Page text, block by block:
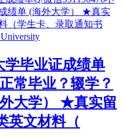
学毕业证成绩单
常毕业？辍学？
大学） ★真实留
英文材料（